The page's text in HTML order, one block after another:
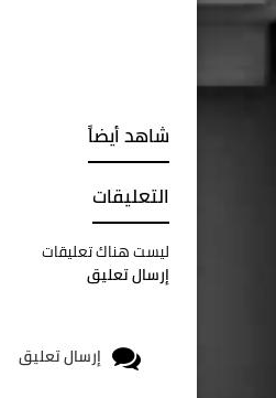
شاهد أيضاً
التعليقات
ليست هناك تعليقات
إرسال تعليق
إرسال تعليق